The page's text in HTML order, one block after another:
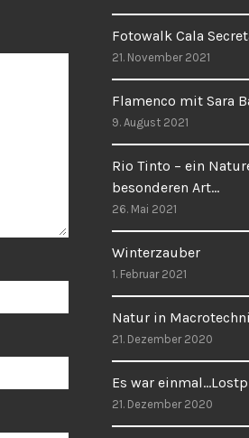
Fotowalk Cala
21. November 2021
Flamenco mit Sara
9. August 2021
Rio Tinto – ein
besonderen Art…
26. Mai 2021
Winterzauber
1. Februar 2021
Natur in
21. Dezember 2020
Es war
21. Dezember 2020